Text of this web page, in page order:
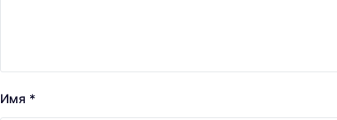
Имя *